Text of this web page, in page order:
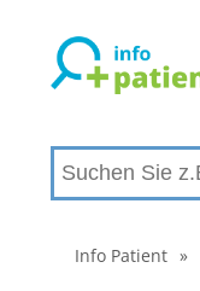
Info Patient »